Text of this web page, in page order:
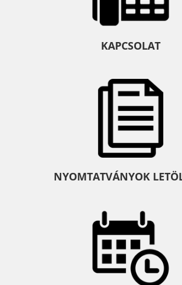
KAPCSOLAT
NYOMTATVÁNYOK